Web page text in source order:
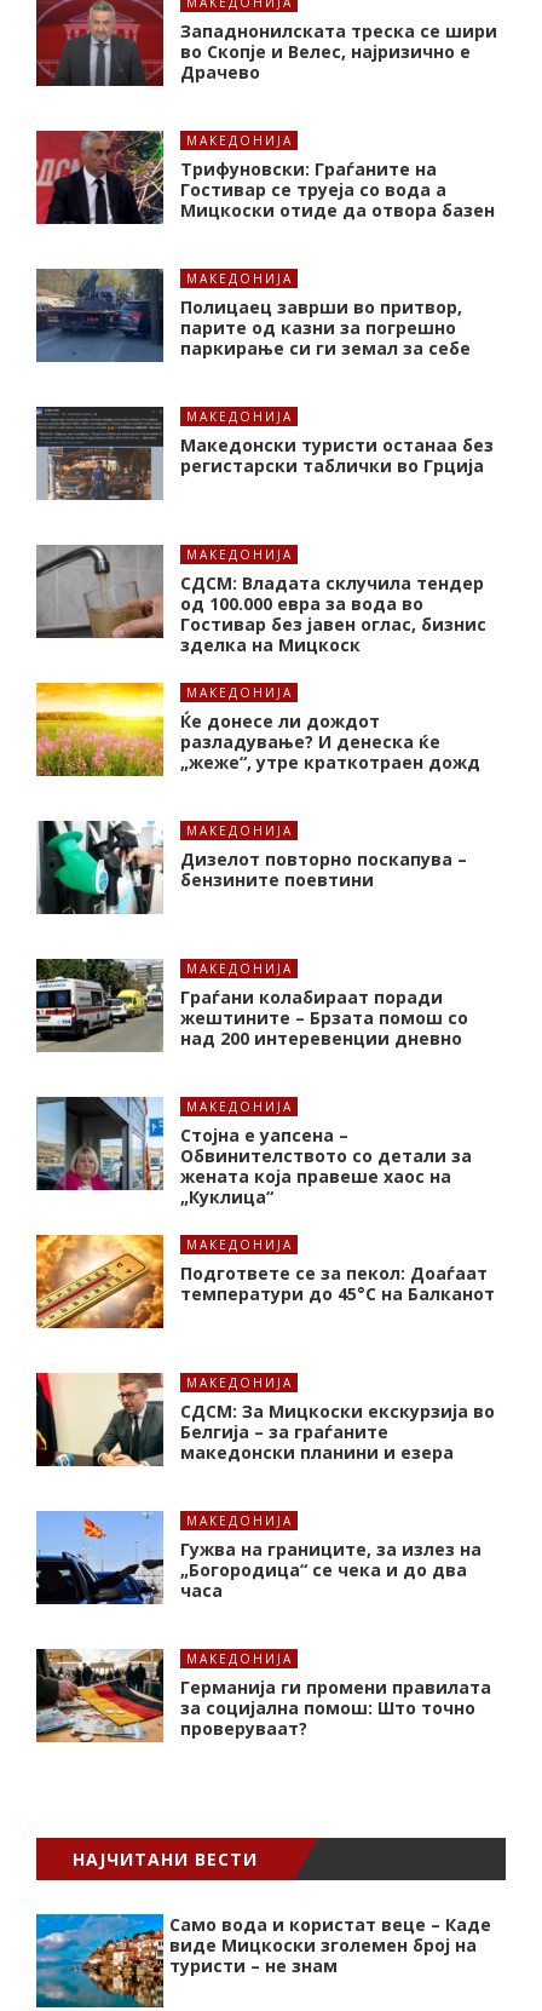
Западнонилската треска се шири
во Скопје и Велес, најризично е
Драчево
МАКЕДОНИЈА
Трифуновски: Граѓаните на
Гостивар се труеја со вода а
Мицкоски отиде да отвора базен
МАКЕДОНИЈА
Полицаец заврши во притвор,
парите од казни за погрешно
паркирање си ги земал за себе
МАКЕДОНИЈА
Македонски туристи останаа без
регистарски таблички во Грција
МАКЕДОНИЈА
СДСМ: Владата склучила тендер
од 100.000 евра за вода во
Гостивар без јавен оглас, бизнис
зделка на Мицкоск
МАКЕДОНИЈА
Ќе донесе ли дождот
разладување? И денеска ќе
„жеже“, утре краткотраен дожд
МАКЕДОНИЈА
Дизелот повторно поскапува –
бензините поевтини
МАКЕДОНИЈА
Граѓани колабираат поради
жештините – Брзата помош со
над 200 интеревенции дневно
МАКЕДОНИЈА
Стојна е уапсена –
Обвинителството со детали за
жената која правеше хаос на
„Куклица“
МАКЕДОНИЈА
Подгответе се за пекол: Доаѓаат
температури до 45°C на Балканот
МАКЕДОНИЈА
СДСМ: За Мицкоски екскурзија во
Белгија – за граѓаните
македонски планини и езера
МАКЕДОНИЈА
Гужва на границите, за излез на
„Богородица“ се чека и до два
часа
МАКЕДОНИЈА
Германија ги промени правилата
за социјална помош: Што точно
проверуваат?
НАЈЧИТАНИ ВЕСТИ
Само вода и користат веце – Каде
виде Мицкоски зголемен број на
туристи – не знам